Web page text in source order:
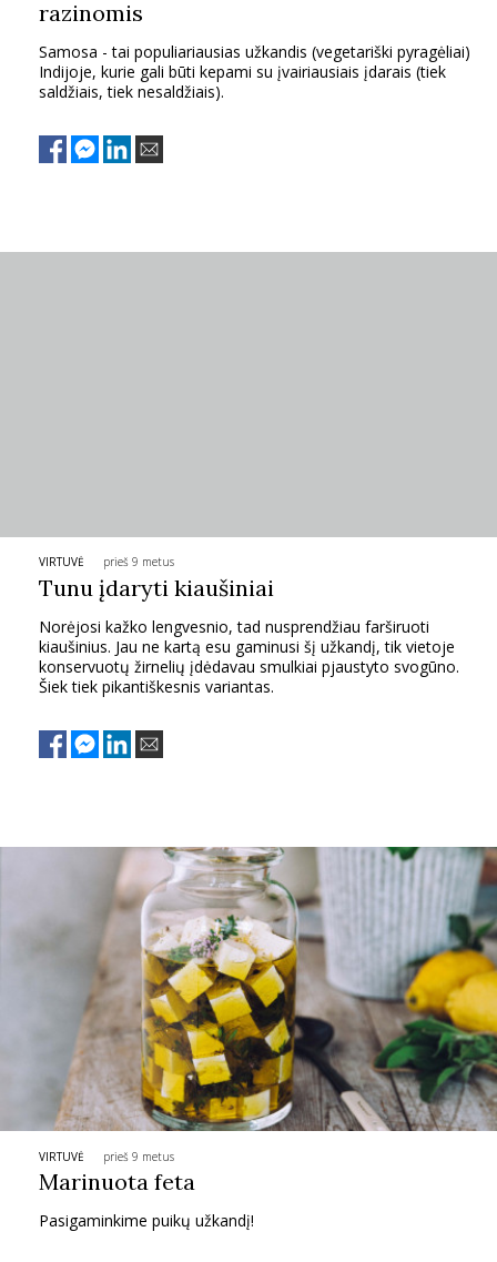
ASTROLOGIJA
POLITIKA
SPORTAS
FOTOGRAFIJA
MENAS
ISTORIJA
INTERJERAS
NAMAI
VIRTUVĖ
RECEPTAI
VAIKAI
razinomis
Samosa - tai populiariausias užkandis (vegetariški pyragėliai)
Indijoje, kurie gali būti kepami su įvairiausiais įdarais (tiek
saldžiais, tiek nesaldžiais).
VIRTUVĖ prieš 9 metus
Tunu įdaryti kiaušiniai
Norėjosi kažko lengvesnio, tad nusprendžiau farširuoti
kiaušinius. Jau ne kartą esu gaminusi šį užkandį, tik vietoje
konservuotų žirnelių įdėdavau smulkiai pjaustyto svogūno.
Šiek tiek pikantiškesnis variantas.
VIRTUVĖ prieš 9 metus
Marinuota feta
Pasigaminkime puikų užkandį!